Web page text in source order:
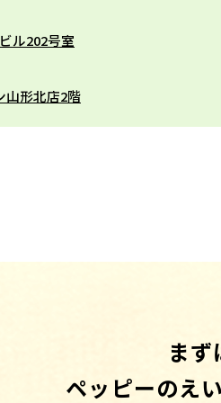
ル202号室
山形北店2階
まず
ペッピーのえ